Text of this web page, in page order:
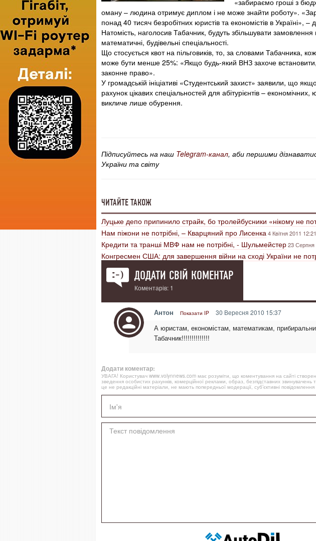
«забираємо гроші з
оману – людина отримує диплом і не може знайти роботу».
понад 40 тисяч безробітних юристів та економістів в Україні», –
Натомість, наголосив Табачник, будуть збільшувати
математичні, будівельні спеціальності.
Що стосується квот на пільговиків, то, за словами Табачника,
може бути менше 25%: «Якщо будь-який ВНЗ захоче
законне право».
У громадській ініціативі «Студентський захист» заявили, що
рахунок цікавих спеціальностей для абітурієнтів –
викличе лише обурення.
Підписуйтесь на наш Telegram-канал, аби першими
України та світу
ЧИТАЙТЕ ТАКОЖ
Луцьке депо припинило страйк, бо тролейбусники «нікому не
Нам піжони не потрібні, – Кварцяний про Лисенка4 Квітня 2011 12:21
Кредити та транші МВФ нам не потрібні, - Шульмейстер23 Серпня
Конгресмен США: для завершення війни на сході України не
ДОДАТИ СВІЙ КОМЕНТАР
Коментарів: 1
Антон Показати IP 30 Вересня 2010 15:37
А юристам, економістам, математикам,
Табачник!!!!!!!!!!!!!!
Додати коментар:
УВАГА! Користувач www.volynnews.com має розуміти, що коментування на сайті
зведення особистих рахунків, комерційної реклами, образ, безпідставних звинувачень
це не редакційні матеріали, не мають попередньої модерації, суб’єктивні